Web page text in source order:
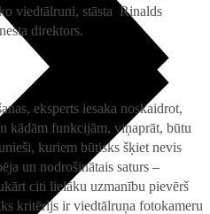
viedtālruni, stāsta Rinalds
direktors.
eksperts iesaka noskaidrot,
kādām funkcijām, viņaprāt, būtu
kuriem būtisks šķiet nevis
un nodrošinātais saturs –
citi lielāku uzmanību pievērš
kritērijs ir viedtālruņa fotokameru